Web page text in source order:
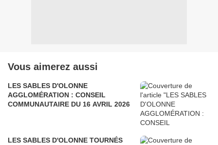
Vous aimerez aussi
LES SABLES D'OLONNE
AGGLOMÉRATION : CONSEIL
COMMUNAUTAIRE DU 16 AVRIL 2026
LES SABLES D'OLONNE TOURNÉS